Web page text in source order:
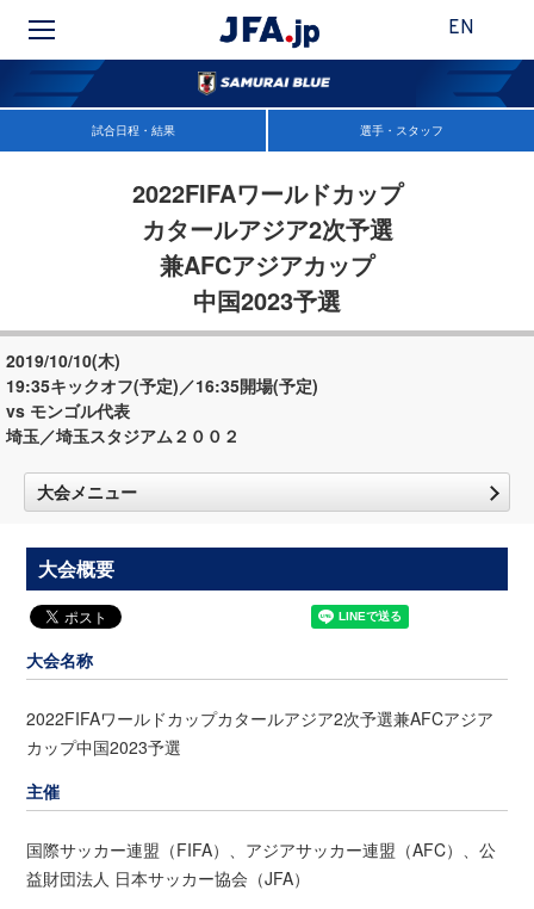
EN
試合日程・結果 選手・スタッフ
2022FIFAワールドカップ
カタールアジア2次予選
兼AFCアジアカップ
中国2023予選
2019/10/10(木)
19:35キックオフ(予定)／16:35開場(予定)
vs モンゴル代表
埼玉／埼玉スタジアム２００２
大会メニュー
大会概要
大会名称
2022FIFAワールドカップカタールアジア2次予選兼AFCアジア
カップ中国2023予選
主催
国際サッカー連盟（FIFA）、アジアサッカー連盟（AFC）、公
益財団法人 日本サッカー協会（JFA）